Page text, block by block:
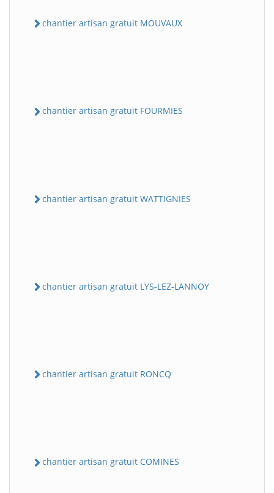
chantier artisan gratuit MOUVAUX
chantier artisan gratuit FOURMIES
chantier artisan gratuit WATTIGNIES
chantier artisan gratuit LYS-LEZ-LANNOY
chantier artisan gratuit RONCQ
chantier artisan gratuit COMINES